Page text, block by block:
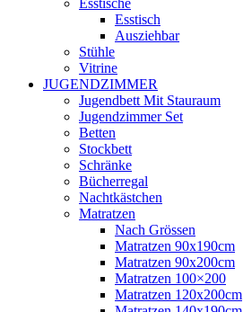
Esstische
Esstisch
Ausziehbar
Stühle
Vitrine
JUGENDZIMMER
Jugendbett Mit Stauraum
Jugendzimmer Set
Betten
Stockbett
Schränke
Bücherregal
Nachtkästchen
Matratzen
Nach Grössen
Matratzen 90x190cm
Matratzen 90x200cm
Matratzen 100×200
Matratzen 120x200cm